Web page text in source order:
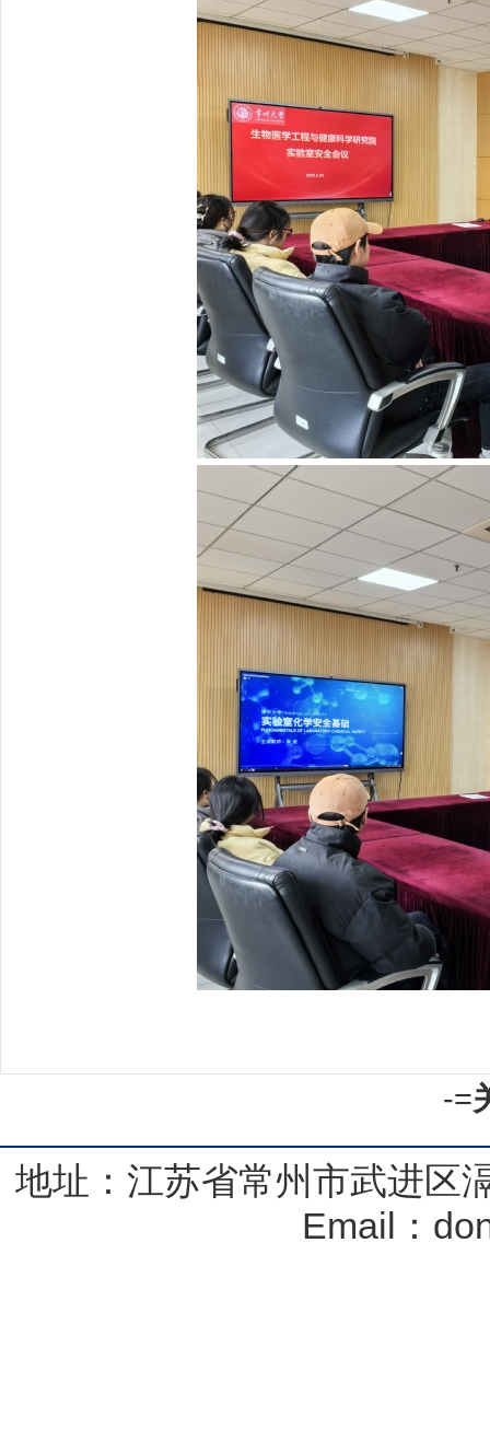
-=
地址：江苏省常州市武进区
Email：